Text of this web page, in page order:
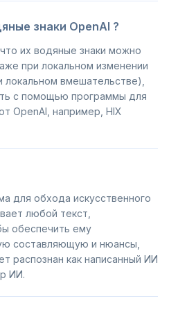
знаки OpenAI ?
их водяные знаки можно
при локальном изменении
локальном вмешательстве),
с помощью программы для
OpenAI, например, HIX
для обхода искусственного
любой текст,
обеспечить ему
составляющую и нюансы,
распознан как написанный ИИ
ИИ.